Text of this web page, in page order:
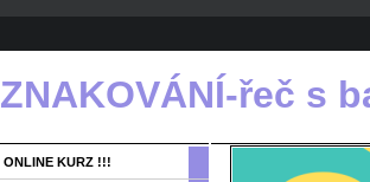
ZNAKOVÁNÍ-řeč s
ONLINE KURZ !!!